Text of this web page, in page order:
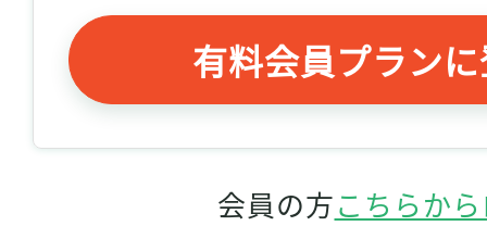
有料会員プラン
会員の方こちらか